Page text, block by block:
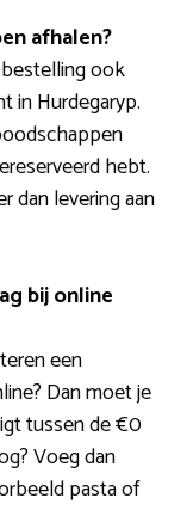
afhalen?
ook
in Hurdegaryp.
hebt.
dan levering aan
bij online
een
Dan moet je
tussen de €0
Voeg dan
pasta of